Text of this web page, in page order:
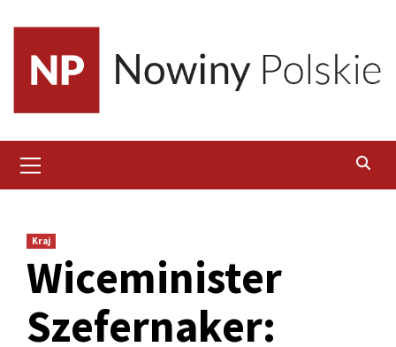
content
Menu
Kraj
Wiceminister
Szefernaker: